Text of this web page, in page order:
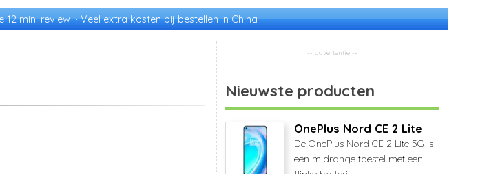
12 mini review Veel extra kosten bij bestellen in China
Nieuwste producten
OnePlus Nord CE 2 Lite
De OnePlus Nord CE 2 Lite 5G is
een midrange toestel met een